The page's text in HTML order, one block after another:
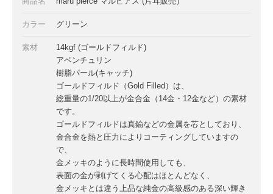
カラー グリーン
素材
14kgf (ゴールドフィルド)
アベンチュリン
樹脂パール(キャッチ)
ゴールドフィルド（Gold Filled）は、
総重量の1/20以上が金合金（14金・12金など）の素材
です。
ゴールドフィルドは真鍮などの金属を芯としており、
金合金を熱と圧力によりコーティングしていますの
で、
金メッキのように長時間使用しても、
表面の金が剥げてくる心配はほとんどなく、
金メッキとは違う上品な純金の高級感のある深い輝き